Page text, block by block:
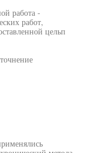
работа -
работ,
цельп